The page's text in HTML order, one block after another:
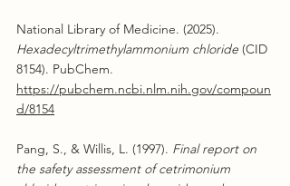
National Library of Medicine. (2025).
Hexadecyltrimethylammonium chloride (CID
8154). PubChem.
https://pubchem.ncbi.nlm.nih.gov/compoun
d/8154
Pang, S., & Willis, L. (1997). Final report on
the safety assessment of cetrimonium